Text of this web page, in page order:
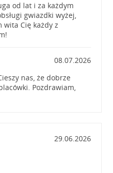
od lat i za każdym
gwiazdki wyżej,
Cię każdy z
08.07.2026
nas, że dobrze
Pozdrawiam,
29.06.2026